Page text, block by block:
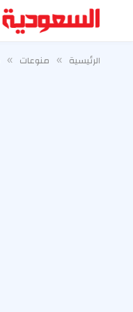
الرئيسية » منوعات »